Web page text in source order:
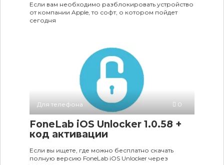
Если вам необходимо разблокировать устройство
от компании Apple, то софт, о котором пойдет
сегодня
Для телефона 0
FoneLab iOS Unlocker 1.0.58 +
код активации
Если вы ищете, где можно бесплатно скачать
полную версию FoneLab iOS Unlocker через